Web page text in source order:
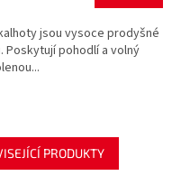
jsou vysoce prodyšné
Poskytují pohodlí a volný
PRODUKTY